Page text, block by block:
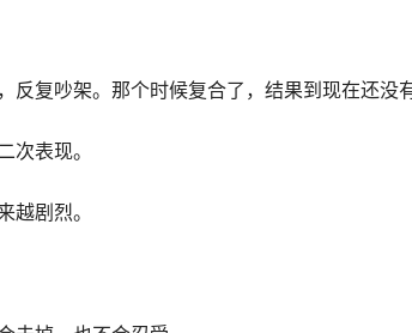
反复吵架。那个时候复合了，结果到现在还没
次表现。
越剧烈。